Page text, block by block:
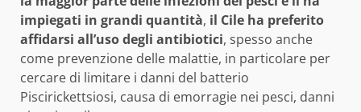
impiegati in grandi quantità, il Cile ha preferito
affidarsi all’uso degli antibiotici, spesso anche
come prevenzione delle malattie, in particolare per
cercare di limitare i danni del batterio
Piscirickettsiosi, causa di emorragie nei pesci, danni